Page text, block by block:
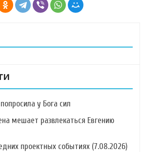
у Бога сил
мешает развлекаться Евгению
проектных событиях (7.08.2026)